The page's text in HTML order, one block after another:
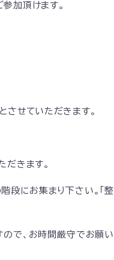
加頂けます。
させていただきます。
だきます。
にお集まり下さい。「整
で、お時間厳守でお願い